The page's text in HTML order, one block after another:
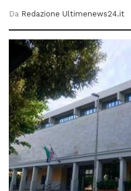
Da Redazione Ultimenews24.it